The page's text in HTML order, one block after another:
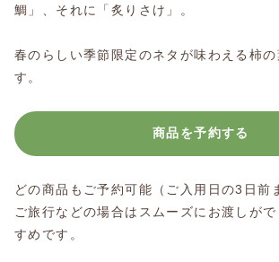
鯛」、それに「炙りさけ」。
春のらしい季節限定のネタが味わえる柿
す。
商品を予約する
どの商品もご予約可能（ご入用日の3日前
ご旅行などの場合はスムーズにお渡しが
すめです。